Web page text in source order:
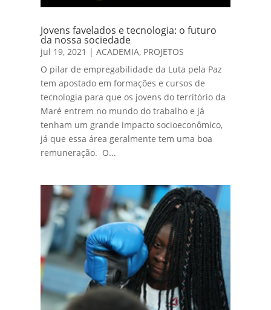
Jovens favelados e tecnologia: o futuro
da nossa sociedade
jul 19, 2021 |ACADEMIA, PROJETOS
O pilar de empregabilidade da Luta pela Paz
tem apostado em formações e cursos de
tecnologia para que os jovens do território da
Maré entrem no mundo do trabalho e já
tenham um grande impacto socioeconômico,
já que essa área geralmente tem uma boa
remuneração. O...